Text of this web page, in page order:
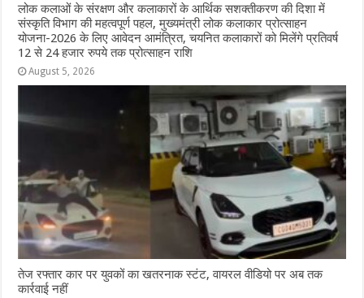
लोक कलाओं के संरक्षण और कलाकारों के आर्थिक सशक्तीकरण की दिशा में
संस्कृति विभाग की महत्वपूर्ण पहल, मुख्यमंत्री लोक कलाकार प्रोत्साहन
योजना-2026 के लिए आवेदन आमंत्रित, चयनित कलाकारों को मिलेंगे प्रतिवर्ष
12 से 24 हजार रुपये तक प्रोत्साहन राशि
August 5, 2026
तेज रफ्तार कार पर युवकों का खतरनाक स्टंट, वायरल वीडियो पर अब तक
कार्रवाई नहीं